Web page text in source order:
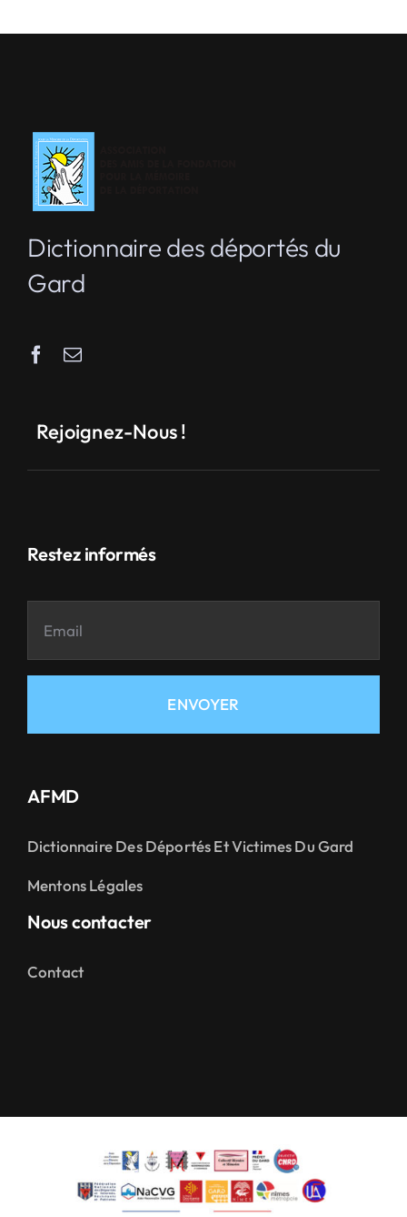
Dictionnaire des déportés du
Gard
Rejoignez-Nous !
Restez informés
ENVOYER
AFMD
Dictionnaire Des Déportés Et Victimes Du Gard
Mentons Légales
Nous contacter
Contact